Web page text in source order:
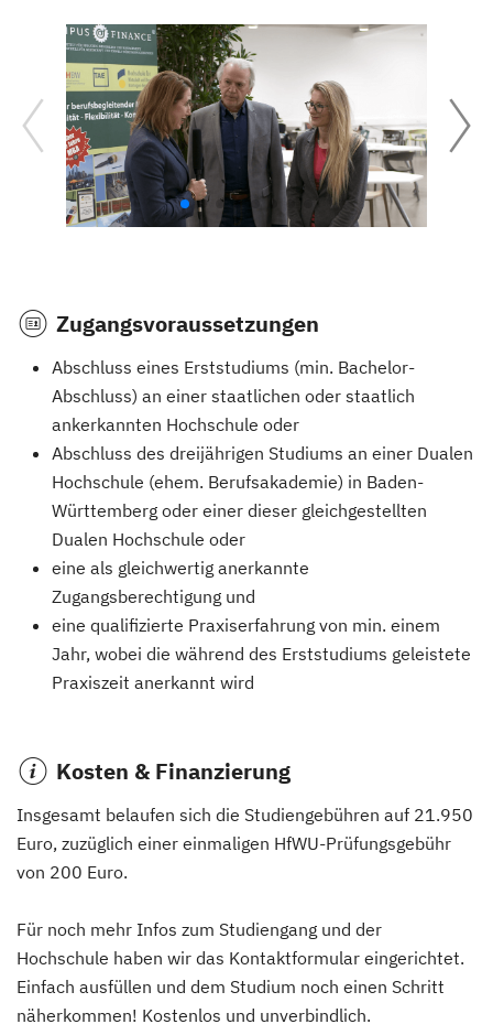
Zugangsvoraussetzungen
Abschluss eines Erststudiums (min. Bachelor-
Abschluss) an einer staatlichen oder staatlich
ankerkannten Hochschule oder
Abschluss des dreijährigen Studiums an einer Dualen
Hochschule (ehem. Berufsakademie) in Baden-
Württemberg oder einer dieser gleichgestellten
Dualen Hochschule oder
eine als gleichwertig anerkannte
Zugangsberechtigung und
eine qualifizierte Praxiserfahrung von min. einem
Jahr, wobei die während des Erststudiums geleistete
Praxiszeit anerkannt wird
Kosten & Finanzierung
Insgesamt belaufen sich die Studiengebühren auf 21.950
Euro, zuzüglich einer einmaligen HfWU-Prüfungsgebühr
von 200 Euro.
Für noch mehr Infos zum Studiengang und der
Hochschule haben wir das Kontaktformular eingerichtet.
Einfach ausfüllen und dem Studium noch einen Schritt
näherkommen! Kostenlos und unverbindlich.